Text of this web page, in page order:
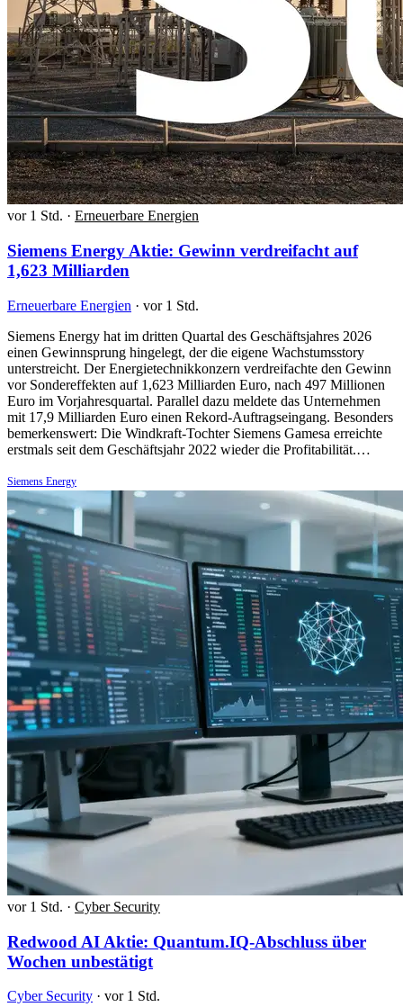
vor 1 Std. · Erneuerbare Energien
Siemens Energy Aktie: Gewinn verdreifacht auf
1,623 Milliarden
Erneuerbare Energien · vor 1 Std.
Siemens Energy hat im dritten Quartal des Geschäftsjahres 2026
einen Gewinnsprung hingelegt, der die eigene Wachstumsstory
unterstreicht. Der Energietechnikkonzern verdreifachte den Gewinn
vor Sondereffekten auf 1,623 Milliarden Euro, nach 497 Millionen
Euro im Vorjahresquartal. Parallel dazu meldete das Unternehmen
mit 17,9 Milliarden Euro einen Rekord-Auftragseingang. Besonders
bemerkenswert: Die Windkraft-Tochter Siemens Gamesa erreichte
erstmals seit dem Geschäftsjahr 2022 wieder die Profitabilität.…
Siemens Energy
vor 1 Std. · Cyber Security
Redwood AI Aktie: Quantum.IQ-Abschluss über
Wochen unbestätigt
Cyber Security · vor 1 Std.